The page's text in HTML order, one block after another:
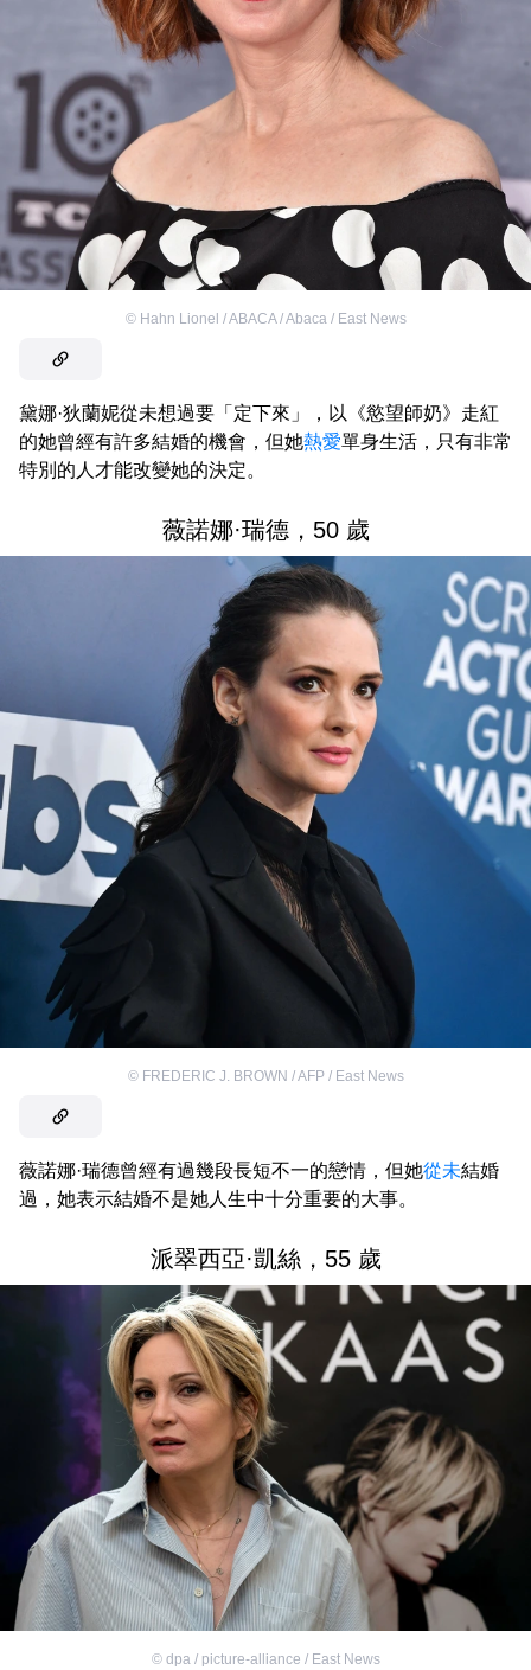
© Hahn Lionel / ABACA / Abaca / East News
黛娜·狄蘭妮從未想過要「定下來」，以《慾望師奶》走紅
的她曾經有許多結婚的機會，但她熱愛單身生活，只有非常
特別的人才能改變她的決定。
薇諾娜·瑞德，50 歲
© FREDERIC J. BROWN / AFP / East News
薇諾娜·瑞德曾經有過幾段長短不一的戀情，但她從未結婚
過，她表示結婚不是她人生中十分重要的大事。
派翠西亞·凱絲，55 歲
© dpa / picture-alliance / East News